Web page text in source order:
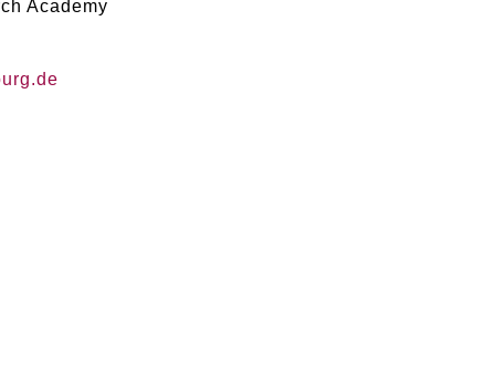
Academy
.de